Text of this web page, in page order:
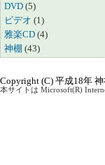
DVD (5)
ビデオ (1)
雅楽CD (4)
神棚 (43)
Copyright (C) 平成18年
本サイトは Microsoft(R)